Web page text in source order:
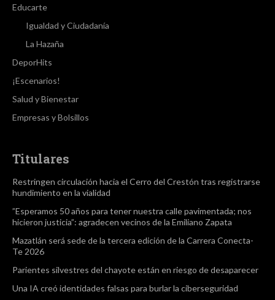
Educarte
Igualdad y Ciudadanía
La Hazaña
DeporHits
¡Escenarios!
Salud y Bienestar
Empresas y Bolsillos
Titulares
Restringen circulación hacia el Cerro del Crestón tras registrarse
hundimiento en la vialidad
”Esperamos 50 años para tener nuestra calle pavimentada; nos
hicieron justicia”: agradecen vecinos de la Emiliano Zapata
Mazatlán será sede de la tercera edición de la Carrera Conecta-
Te 2026
Parientes silvestres del chayote están en riesgo de desaparecer
Una IA creó identidades falsas para burlar la ciberseguridad